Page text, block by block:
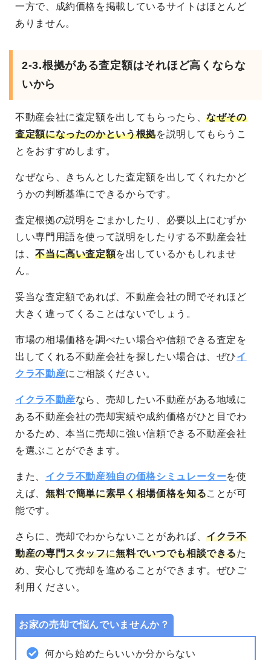
一方で、成約価格を掲載しているサイトはほとんど
ありません。
2-3.根拠がある査定額はそれほど高くならな
いから
不動産会社に査定額を出してもらったら、なぜその
査定額になったのかという根拠を説明してもらうこ
とをおすすめします。
なぜなら、きちんとした査定額を出してくれたかど
うかの判断基準にできるからです。
査定根拠の説明をごまかしたり、必要以上にむずか
しい専門用語を使って説明をしたりする不動産会社
は、不当に高い査定額を出しているかもしれませ
ん。
妥当な査定額であれば、不動産会社の間でそれほど
大きく違ってくることはないでしょう。
市場の相場価格を調べたい場合や信頼できる査定を
出してくれる不動産会社を探したい場合は、ぜひイ
クラ不動産にご相談ください。
イクラ不動産なら、売却したい不動産がある地域に
ある不動産会社の売却実績や成約価格がひと目でわ
かるため、本当に売却に強い信頼できる不動産会社
を選ぶことができます。
また、 イクラ不動産独自の価格シミュレーターを使
えば、 無料で簡単に素早く相場価格を知ることが可
能です。
さらに、売却でわからないことがあれば、イクラ不
動産の専門スタッフに無料でいつでも相談できるた
め、安心して売却を進めることができます。 ぜひご
利用ください。
お家の売却で悩んでいませんか？
何から始めたらいいか分からない